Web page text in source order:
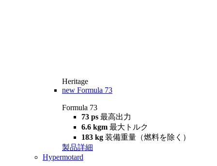
Heritage
new Formula 73
Formula 73
73 ps 最高出力
6.6 kgm 最大トルク
183 kg 装備重量（燃料を除く）
製品詳細
Hypermotard